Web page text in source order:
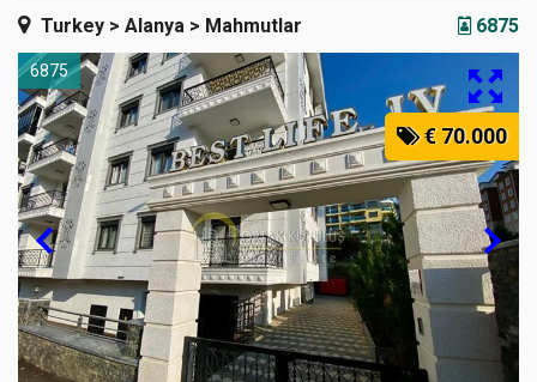
Turkey > Alanya > Mahmutlar 6875
6875
€ 70.000